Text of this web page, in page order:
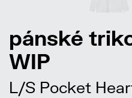
pánské
WIP
L/S Pocket